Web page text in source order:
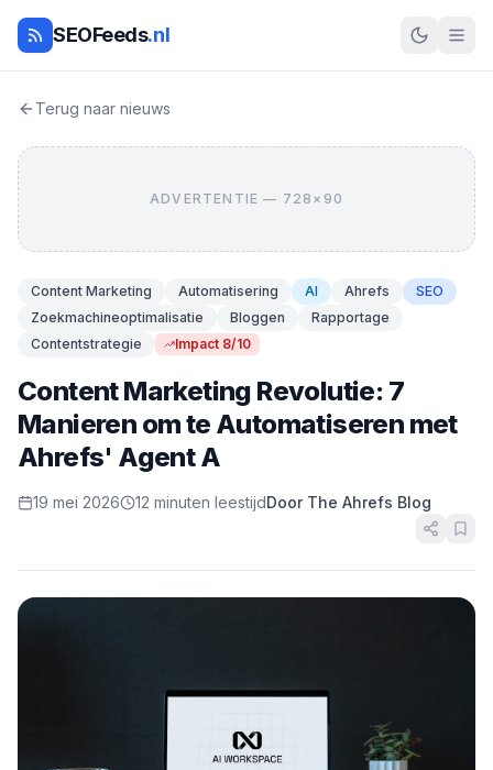
SEOFeeds.nl
Terug naar nieuws
ADVERTENTIE — 728×90
Content Marketing Automatisering AI Ahrefs
SEO
Zoekmachineoptimalisatie
Bloggen
Rapportage
Contentstrategie
Impact 8/10
Content Marketing Revolutie: 7
Manieren om te Automatiseren met
Ahrefs' Agent A
19 mei 2026 12 minuten leestijdDoor The Ahrefs Blog